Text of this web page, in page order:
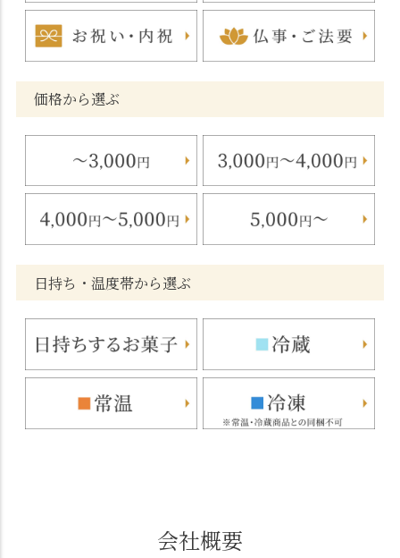
価格から選ぶ
日持ち・温度帯から選ぶ
会社概要